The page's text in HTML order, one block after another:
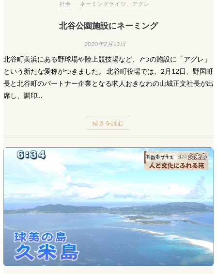
社会 ネーミングライツ アグレ
北谷公園施設にネーミング
2020年2月13日
北谷町美浜にある野球場や陸上競技場など、7つの施設に「アグレ」
という新たな愛称がつきました。 北谷町役場では、2月12日、野国町
長と北谷町のパートナー企業となる求人おきなわの山城正文社長が出
席し、調印…
続きを読む